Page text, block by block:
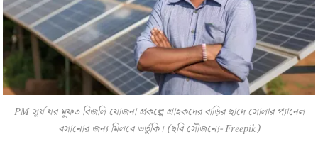
PM সূর্য ঘর মুফত বিজলি যোজনা প্রকল্পে গ্রাহকদের বাড়ির ছাদে সোলার প্যানেল
বসানোর জন্য মিলবে ভর্তুকি। (ছবি সৌজন্যে- Freepik)